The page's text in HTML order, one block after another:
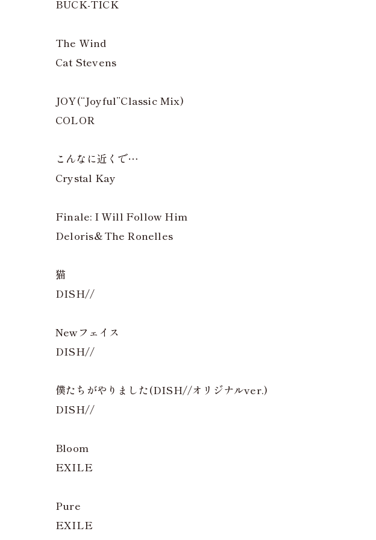
BUCK-TICK
The Wind
Cat Stevens
JOY(“Joyful”Classic Mix)
COLOR
こんなに近くで…
Crystal Kay
Finale: I Will Follow Him
Deloris＆The Ronelles
猫
DISH//
Newフェイス
DISH//
僕たちがやりました(DISH//オリジナルver.)
DISH//
Bloom
EXILE
Pure
EXILE